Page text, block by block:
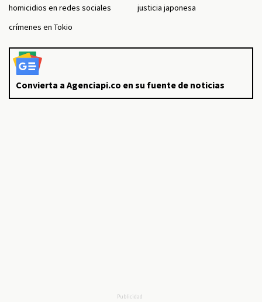
homicidios en redes sociales
justicia japonesa
crímenes en Tokio
Convierta a Agenciapi.co en su fuente de noticias
Publicidad